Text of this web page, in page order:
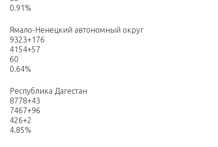
0.91%
Ямало-Ненецкий автономный округ
9323+176
4154+57
60
0.64%
Республика Дагестан
8778+43
7467+96
426+2
4.85%